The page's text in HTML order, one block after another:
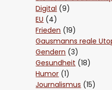
Digital (9)
EU (4)
Frieden (19)
Gausmanns reale
Gendern (3)
Gesundheit (18)
Humor (1)
Journalismus (15)